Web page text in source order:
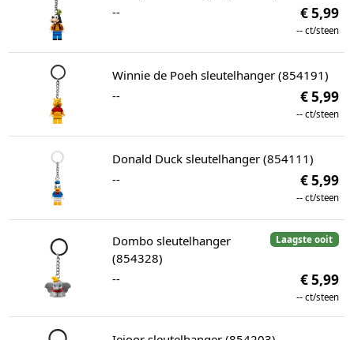
--
€ 5,99
-- ct/steen
Winnie de Poeh sleutelhanger (854191)
--
€ 5,99
-- ct/steen
Donald Duck sleutelhanger (854111)
--
€ 5,99
-- ct/steen
Laagste ooit
Dombo sleutelhanger
(854328)
--
€ 5,99
-- ct/steen